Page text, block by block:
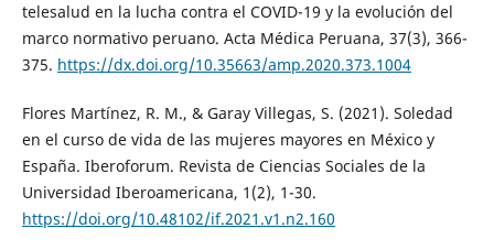
telesalud en la lucha contra el COVID-19 y la evolución del
marco normativo peruano. Acta Médica Peruana, 37(3), 366-
375. https://dx.doi.org/10.35663/amp.2020.373.1004
Flores Martínez, R. M., & Garay Villegas, S. (2021). Soledad
en el curso de vida de las mujeres mayores en México y
España. Iberoforum. Revista de Ciencias Sociales de la
Universidad Iberoamericana, 1(2), 1-30.
https://doi.org/10.48102/if.2021.v1.n2.160